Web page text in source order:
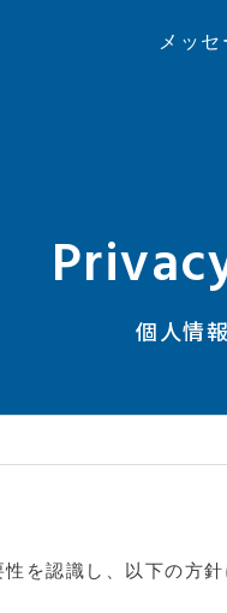
メッ
個人情
を認識し、以下の方